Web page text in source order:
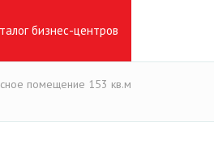
бизнес-центров
помещение 153 кв.м